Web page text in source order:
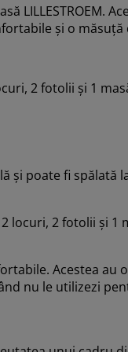
LILLESTROEM.
și o măsuță
2 fotolii și 1
și poate fi spălată
locuri, 2 fotolii și 1
Acestea au
nu le utilizezi